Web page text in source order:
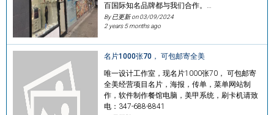
百国际知名品牌都与我们合作。…
By 已更新 on03/09/2024
2 years 5 months ago
名片1000张70， 可包邮寄全美
唯一设计工作室，现名片1000张70， 可包邮寄
全美经营项目名片，海报，传单，菜单网站制
作，软件制作餐馆电脑，美甲系统，刷卡机请致
电：347-688-8841